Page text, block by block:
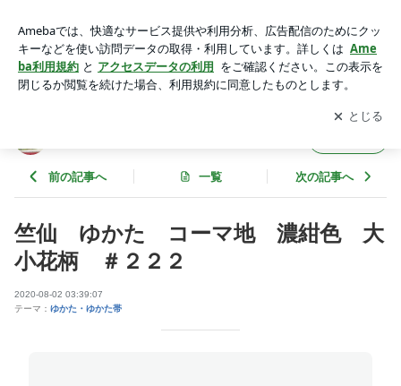
てに拘ったきもの専門店のブログ
アプリをダウンロードして ブログの更新通知
を受け取りまし
ょう。
開く
前の記事へ 一覧 次の記事へ
竺仙 ゆかた コーマ地 濃紺色 大
小花柄 ＃２２２
2020-08-02 03:39:07
テーマ： ゆかた・ゆかた帯